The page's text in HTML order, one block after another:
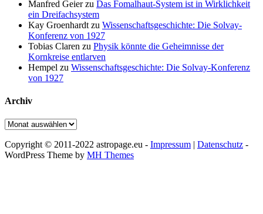
Manfred Geierzu Das Fomalhaut-System ist in Wirklichkeit
ein Dreifachsystem
Kay Groenhardt zu Wissenschaftsgeschichte: Die Solvay-
Konferenz von 1927
Tobias Claren zu Physik könnte die Geheimnisse der
Kornkreise entlarven
Hempel zu Wissenschaftsgeschichte: Die Solvay-Konferenz
von 1927
Archiv
Archiv
Copyright © 2011-2022 astropage.eu - Impressum | Datenschutz -
WordPress Theme by MH Themes